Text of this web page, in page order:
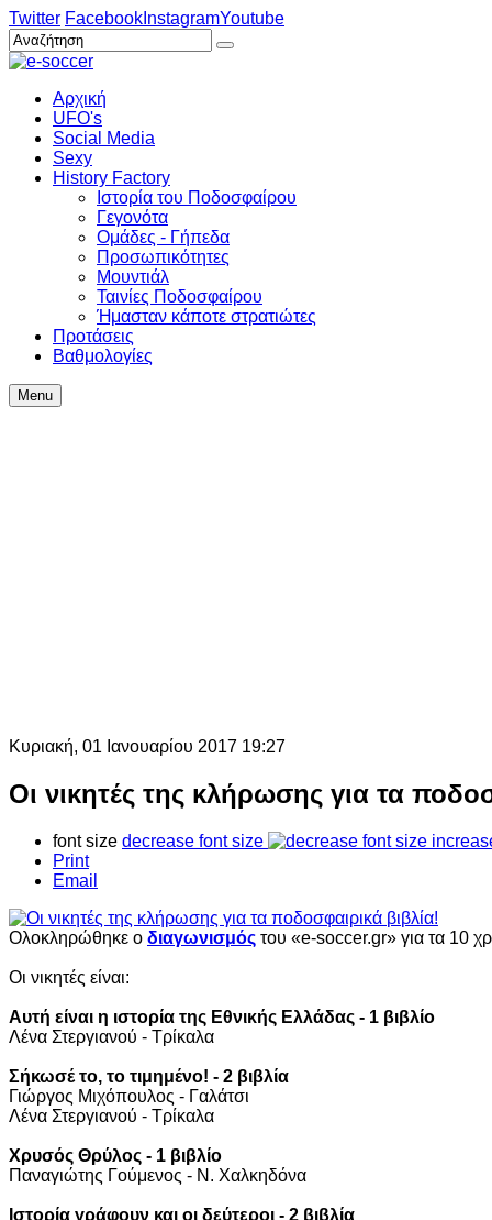
Twitter Facebook InstagramYoutube
Αρχική
UFO's
Social Media
Sexy
History Factory
Ιστορία του Ποδοσφαίρου
Γεγονότα
Ομάδες - Γήπεδα
Προσωπικότητες
Μουντιάλ
Ταινίες Ποδοσφαίρου
Ήμασταν κάποτε στρατιώτες
Προτάσεις
Βαθμολογίες
Menu
Κυριακή, 01 Ιανουαρίου 2017 19:27
Οι νικητές της κλήρωσης για τα
font size decrease font size
Print
Email
Ολοκληρώθηκε ο διαγωνισμός του «e-soccer.gr» για τα 10
Οι νικητές είναι:
Αυτή είναι η ιστορία της Εθνικής Ελλάδας - 1 βιβλίο
Λένα Στεργιανού - Τρίκαλα
Σήκωσέ το, το τιμημένο! - 2 βιβλία
Γιώργος Μιχόπουλος - Γαλάτσι
Λένα Στεργιανού - Τρίκαλα
Χρυσός Θρύλος - 1 βιβλίο
Παναγιώτης Γούμενος - Ν. Χαλκηδόνα
Ιστορία γράφουν και οι δεύτεροι - 2 βιβλία